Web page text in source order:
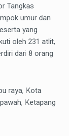
Tangkas
umur dan
yang
oleh 231 atlit,
dari 8 orang
raya, Kota
Ketapang